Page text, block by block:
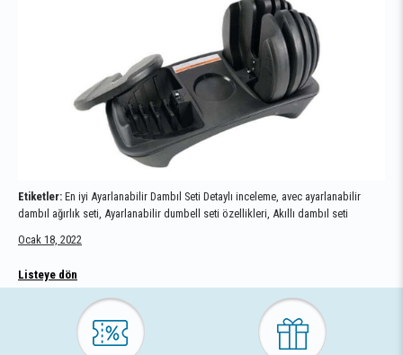
Etiketler: En iyi Ayarlanabilir Dambıl Seti Detaylı inceleme, avec ayarlanabilir
dambıl ağırlık seti, Ayarlanabilir dumbell seti özellikleri, Akıllı dambıl seti
Ocak 18, 2022
Listeye dön